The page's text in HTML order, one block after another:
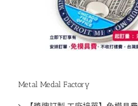
Metal Medal Factory